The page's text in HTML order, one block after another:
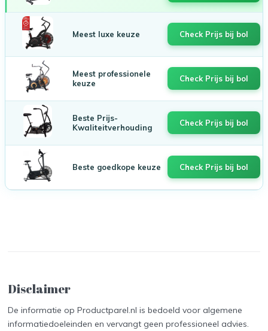
Meest luxe keuze Check Prijs bij bol
Meest professionele
keuze
Check Prijs bij bol
Beste Prijs-
Kwaliteitverhouding
Check Prijs bij bol
Beste goedkope keuze Check Prijs bij bol
Disclaimer
De informatie op Productparel.nl is bedoeld voor algemene
informatiedoeleinden en vervangt geen professioneel advies.